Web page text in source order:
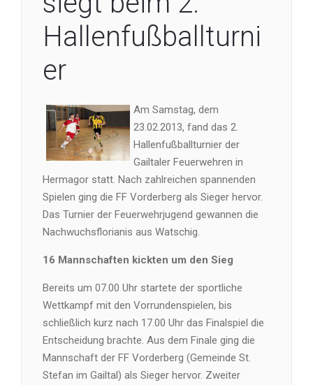
Hallenfußballturni
er
Am Samstag, dem
23.02.2013, fand das 2.
Hallenfußballturnier der
Gailtaler Feuerwehren in
Hermagor statt. Nach zahlreichen spannenden
Spielen ging die FF Vorderberg als Sieger hervor.
Das Turnier der Feuerwehrjugend gewannen die
Nachwuchsflorianis aus Watschig.
16 Mannschaften kickten um den Sieg
Bereits um 07.00 Uhr startete der sportliche
Wettkampf mit den Vorrundenspielen, bis
schließlich kurz nach 17.00 Uhr das Finalspiel die
Entscheidung brachte. Aus dem Finale ging die
Mannschaft der FF Vorderberg (Gemeinde St.
Stefan im Gailtal) als Sieger hervor. Zweiter